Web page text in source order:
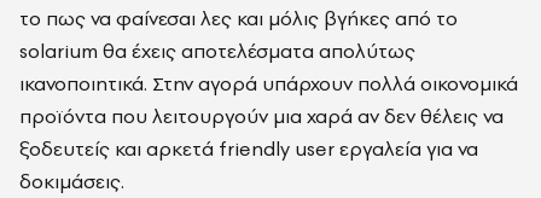
το πως να φαίνεσαι λες και μόλις βγήκες από το
solarium θα έχεις αποτελέσματα απολύτως
ικανοποιητικά. Στην αγορά υπάρχουν πολλά οικονομικά
προϊόντα που λειτουργούν μια χαρά αν δεν θέλεις να
ξοδευτείς και αρκετά friendly user εργαλεία για να
δοκιμάσεις.